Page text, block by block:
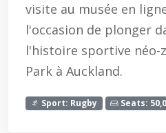
visite au musée en
l'occasion de plonger
l'histoire sportive néo-
Park à Auckland.
Sport: Rugby Seats: